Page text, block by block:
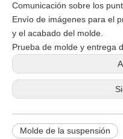
Comunicación sobre los
Envío de imágenes para el
y el acabado del molde.
Prueba de molde y entrega
Molde de la suspensión